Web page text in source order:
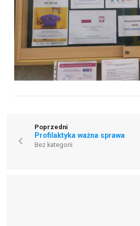
Poprzedni
Profilaktyka ważna sprawa
Bez kategorii